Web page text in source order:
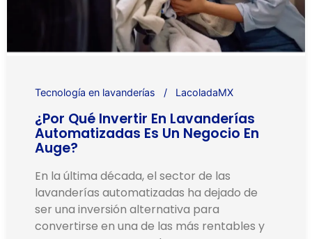
Tecnología en lavanderías LacoladaMX
¿Por Qué Invertir En Lavanderías
Automatizadas Es Un Negocio En
Auge?
En la última década, el sector de las
lavanderías automatizadas ha dejado de
ser una inversión alternativa para
convertirse en una de las más rentables y